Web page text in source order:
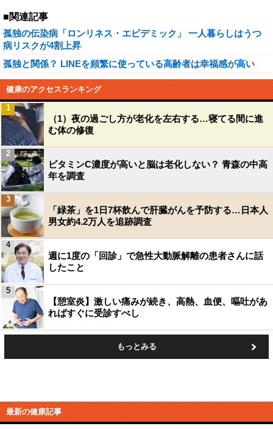
■関連記事
孤独の伝染病「ロンリネス・エピデミック」 一人暮らしはうつ
病リスクが4割上昇
孤独と関係？ LINEを頻繁に使っている高齢者は幸福感が高い
健康のアクセスランキング
（1）夜の過ごし方が老化を左右する…寝てる間に進
む体の修復
1
ビタミンC濃度が高いと脳は老化しない？ 青森の中高
年を調査
2
「緑茶」を1日7杯飲んで肝臓がんを予防する…日本人
男女約4.2万人を追跡調査
3
週に1度の「回診」で急性大動脈解離の患者さんに話
したこと
4
【憩室炎】激しい痛みが続き、高熱、血便、嘔吐があ
ればすぐに受診すべし
5
もっとみる
最新の健康記事